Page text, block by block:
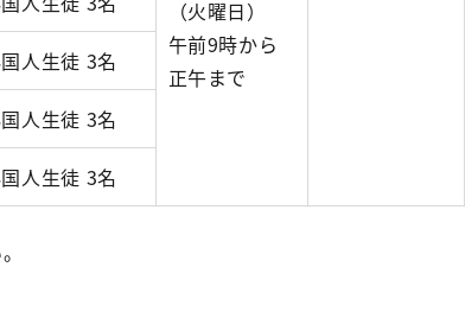
（火曜日）
午前9時から
正午まで
人生徒 3名
人生徒 3名
人生徒 3名